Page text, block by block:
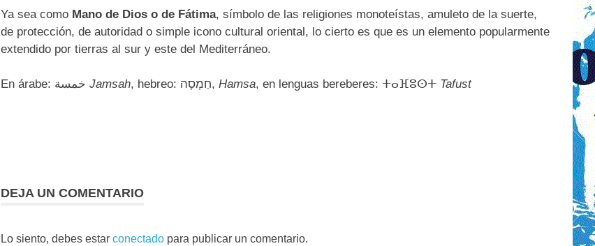
Ya sea como Mano de Dios o de Fátima, símbolo de las religiones monoteístas, amuleto de la suerte,
de protección, de autoridad o simple icono cultural oriental, lo cierto es que es un elemento popularmente
extendido por tierras al sur y este del Mediterráneo.
En árabe: خمسة Jamsah, hebreo: חַמְסָה, Hamsa, en lenguas bereberes: ⵜⴰⴼⵓⵙⵜ Tafust
DEJA UN COMENTARIO
Lo siento, debes estar conectadopara publicar un comentario.